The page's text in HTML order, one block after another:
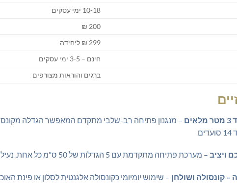
10-18 ימי עסקים
200 ₪
299 ₪ ליחידה
חינם – 3-5 ימי עסקים
ברגים והוראות מצורפים
ויציב – מערכת פתיחה מתקדמת עם 5 הגדלות של 50 ס"מ כל אחת, נעילה בטוחה בכל שלב ויציבות מקסימלית גם במצב מורחב לחלוטין
– קונסולה ושולחן – שימוש יומיומי כקונסולה אלגנטית לסלון או פינת